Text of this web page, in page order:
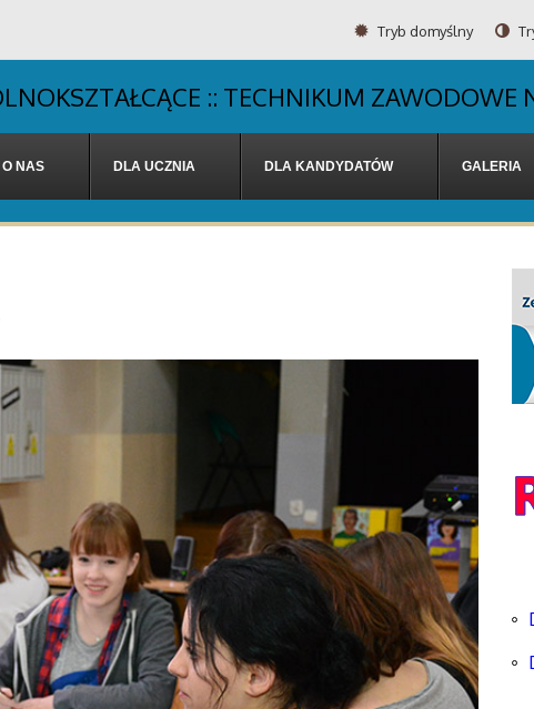
Tryb domyślny
:: TECHNIKUM ZAWODOWE
O NAS DLA UCZNIA DLA KANDYDATÓW GALERIA